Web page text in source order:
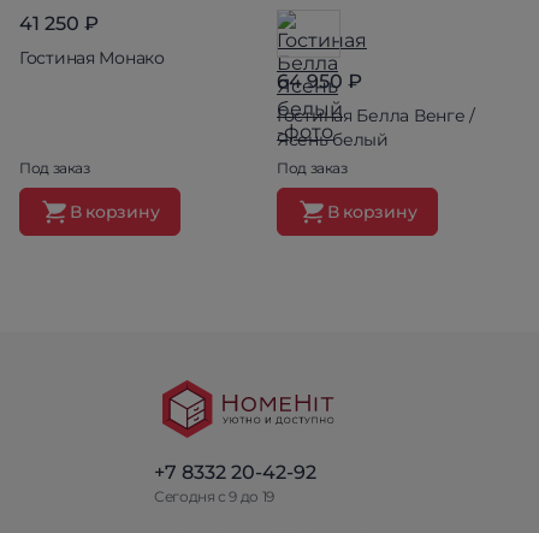
41 250 ₽
Гостиная Монако
Под заказ
В корзину
64 950 ₽
Гостиная Белла Венге /
Ясень белый
Под заказ
В корзину
+7 8332 20-42-92
Сегодня с 9 до 19